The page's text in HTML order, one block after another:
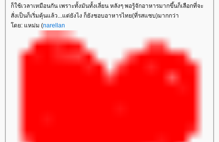
ก็ใช้เวลาเหมือนกัน เพราะทั้งมันทั้งเลี่ยน หลังๆ พอรู้จักอาหารมากขึ้นก็เลือกที่จะ
สั่งเป็นก็เริ่มคุ้นแล้ว...แต่ยังไง ก็ยังชอบอาหารไทย(ที่รสแซบ)มากกว่า
ดย: แหม่ม (narellan